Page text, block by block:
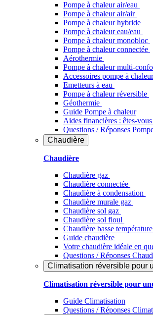
Pompe à chaleur air/eau
Pompe à chaleur air/air
Pompe à chaleur hybride
Pompe à chaleur​ eau/eau
Pompe à chaleur monobloc
Pompe à chaleur connectée
Aérothermie
Pompe à chaleur multi-
Accessoires pompe à
Emetteurs à eau
Pompe à chaleur réversible
Géothermie
Guide Pompe à chaleur
Aides financières : êtes-
Questions / Réponses
Chaudière
Chaudière
Chaudière gaz
Chaudière connectée
Chaudière à condensation
Chaudière murale gaz
Chaudière sol gaz
Chaudière sol fioul
Chaudière basse température
Guide chaudière
Votre chaudière idéale en
Questions / Réponses
Climatisation réversible pour
Climatisation réversible pour
Guide Climatisation
Questions / Réponses